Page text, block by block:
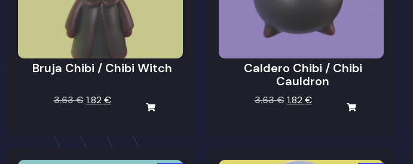
Bruja Chibi / Chibi Witch
3.63€ 1.82 €
Caldero Chibi / Chibi
Cauldron
3.63€ 1.82 €